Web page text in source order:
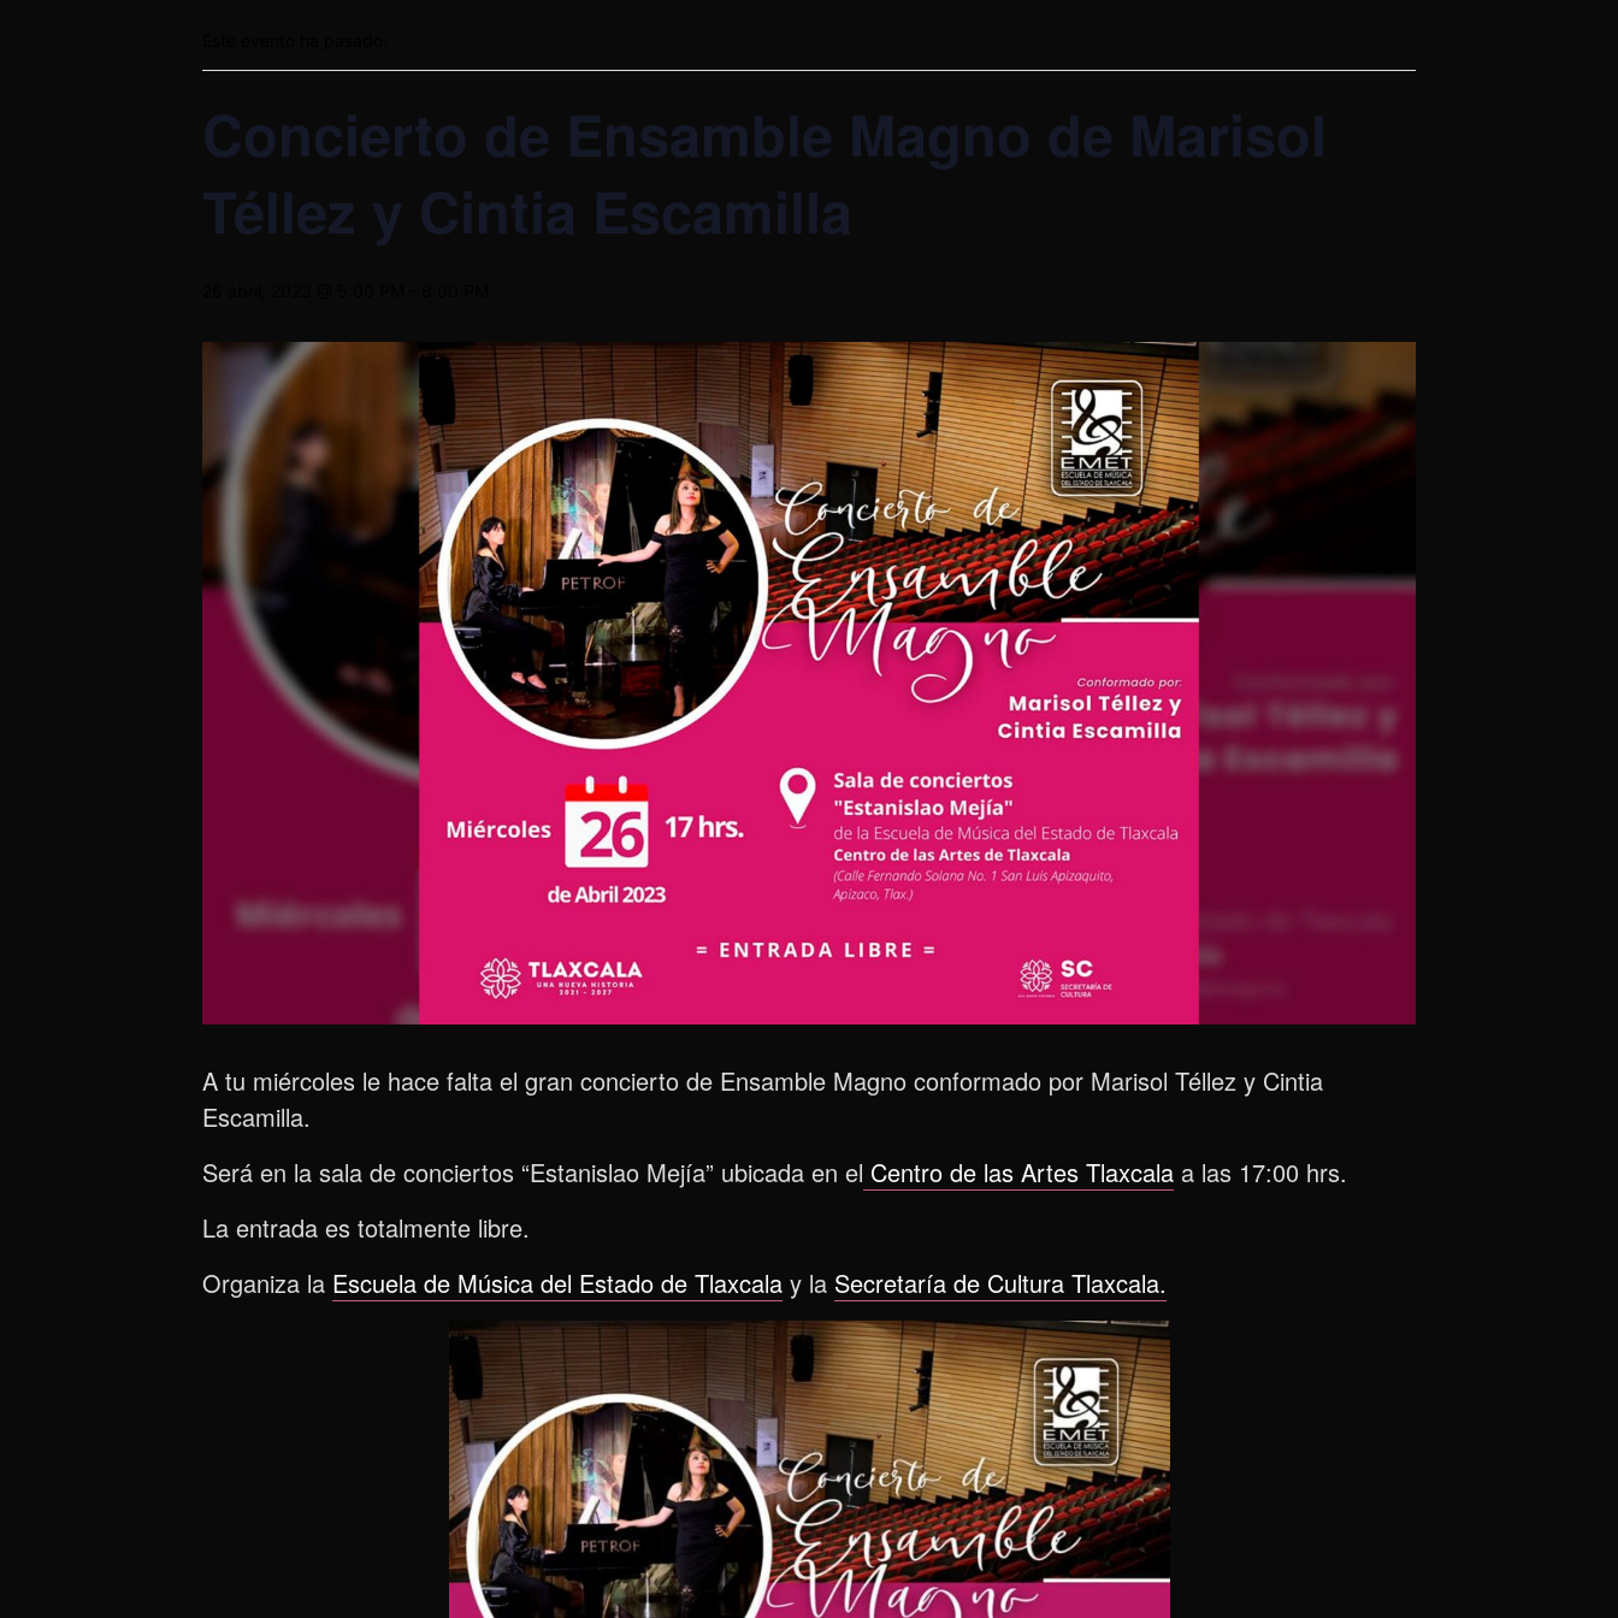
Concierto de Ensamble Magno de Marisol
Téllez y Cintia Escamilla
A tu miércoles le hace falta el gran concierto de Ensamble Magno conformado por Marisol Téllez y Cintia
Escamilla.
Será en la sala de conciertos “Estanislao Mejía” ubicada en el Centro de las Artes Tlaxcala a las 17:00 hrs.
La entrada es totalmente libre.
Organiza la Escuela de Música del Estado de Tlaxcala y la Secretaría de Cultura Tlaxcala.